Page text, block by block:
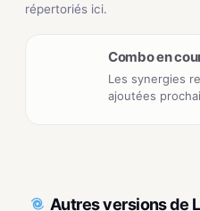
répertoriés ici.
Combo en
Les synergies
ajoutées
Autres versions de